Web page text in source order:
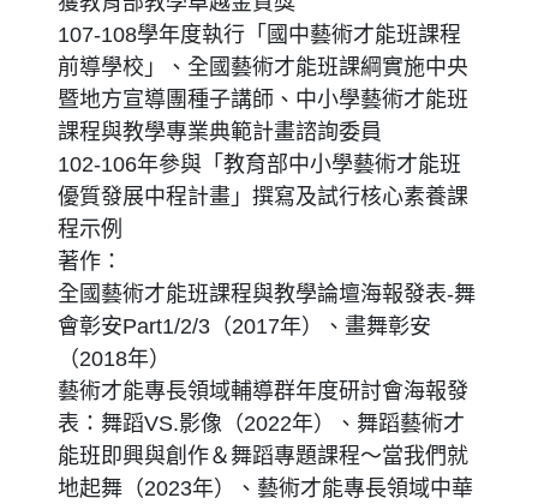
107-108學年度執行「國中藝術才能班課程
前導學校」、全國藝術才能班課綱實施中央
暨地方宣導團種子講師、中小學藝術才能班
課程與教學專業典範計畫諮詢委員
102-106年參與「教育部中小學藝術才能班
優質發展中程計畫」撰寫及試行核心素養課
程示例
著作：
全國藝術才能班課程與教學論壇海報發表-舞
會彰安Part1/2/3（2017年）、畫舞彰安
（2018年）
藝術才能專長領域輔導群年度研討會海報發
表：舞蹈VS.影像（2022年）、舞蹈藝術才
能班即興與創作＆舞蹈專題課程～當我們就
地起舞（2023年）、藝術才能專長領域中華